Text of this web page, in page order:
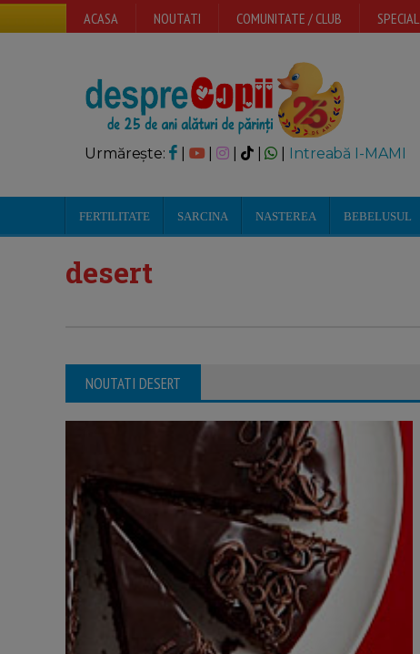
ACASA NOUTATI COMUNITATE / CLUB SPECIAL
Urmărește: | | Intreabă I-MAMI
FERTILITATE SARCINA NASTEREA BEBELUSUL
desert
NOUTATI DESERT